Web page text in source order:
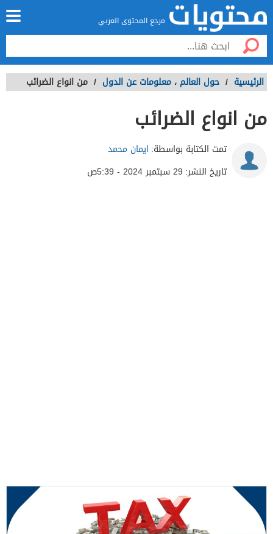
مرجع المحتوى العربي
الرئيسية / حول العالم ، معلومات عن الدول / من انواع الضرائب
من انواع الضرائب
تمت الكتابة بواسطة: ايمان محمد
تاريخ النشر: 29 سبتمبر 2024 - 5:39ص